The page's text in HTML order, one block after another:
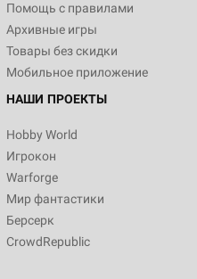
Помощь с правилами
Архивные игры
Товары без скидки
Мобильное приложение
НАШИ ПРОЕКТЫ
Hobby World
Игрокон
Warforge
Мир фантастики
Берсерк
CrowdRepublic